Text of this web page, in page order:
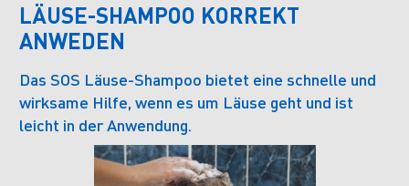
LÄUSE-SHAMPOO KORREKT
ANWEDEN
Das SOS Läuse-Shampoo bietet eine schnelle und
wirksame Hilfe, wenn es um Läuse geht und ist
leicht in der Anwendung.